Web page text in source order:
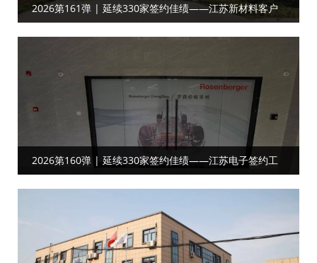
2026第161弹 | 延续330家签约佳绩——江苏新材料‌‌‌‌客户
达成工厂目视化合作
2026第160弹 | 延续330家签约佳绩——江苏电子签约工
厂目视化